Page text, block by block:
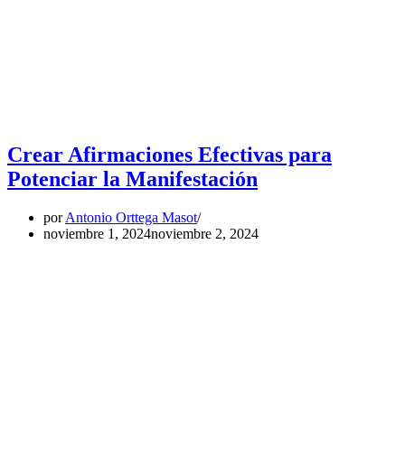
Crear Afirmaciones Efectivas para
Potenciar la Manifestación
porAntonio Orttega Masot
noviembre 1, 2024noviembre 2, 2024